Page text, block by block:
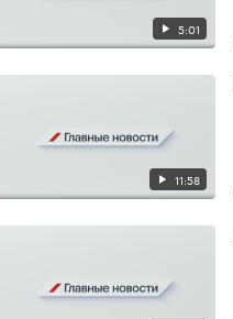
5:01
11:58